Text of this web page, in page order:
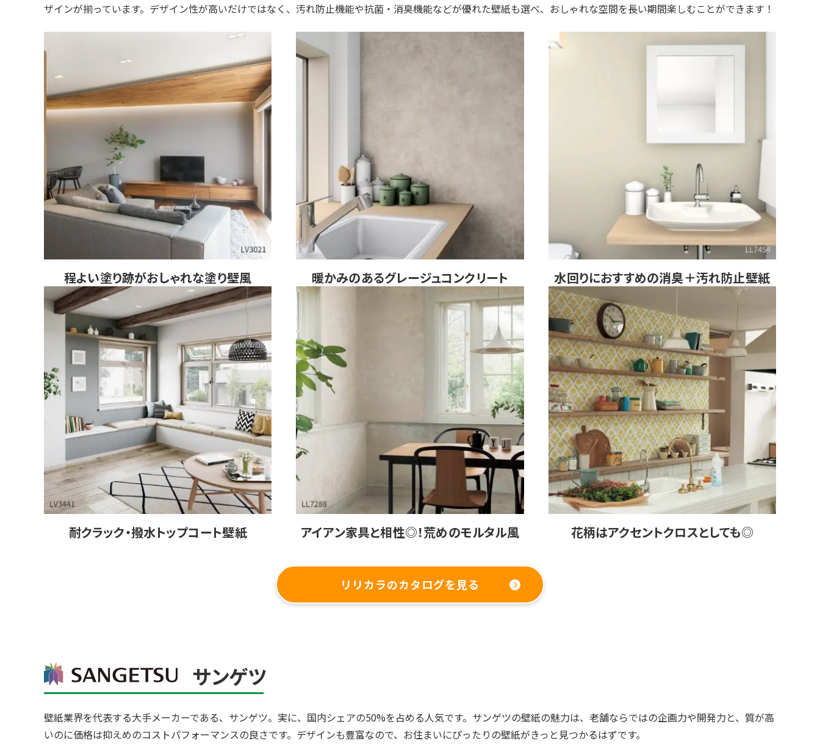
ザインが揃っています。デザイン性が高いだけではなく、汚れ防止機能や抗菌・消臭機能などが優れた壁紙も選べ、おしゃれな空間を長い期間楽しむことができます！
程よい塗り跡がおしゃれな塗り壁風 暖かみのあるグレージュコンクリート 水回りにおすすめの消臭＋汚れ防止壁紙
耐クラック・撥水トップコート壁紙 アイアン家具と相性◎！荒めのモルタル風 花柄はアクセントクロスとしても◎
リリカラのカタログを見る
サンゲツ
壁紙業界を代表する大手メーカーである、サンゲツ。実に、国内シェアの50%を占める人気です。サンゲツの壁紙の魅力は、老舗ならではの企画力や開発力と、質が高
いのに価格は抑えめのコストパフォーマンスの良さです。デザインも豊富なので、お住まいにぴったりの壁紙がきっと見つかるはずです。